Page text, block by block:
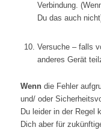
Verbindung.
Du das auch
Versuche – falls
anderes Gerät
Wenndie Fehler
und/ oder
Du leider in der Regel
Dich aber für